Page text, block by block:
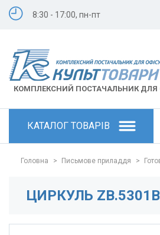
8:30 - 17:00, пн-пт
КОМПЛЕКСНИЙ ПОСТАЧАЛЬНИК ДЛЯ
КАТАЛОГ ТОВАРІВ
Головна > Письмове приладдя >
ЦИРКУЛЬ